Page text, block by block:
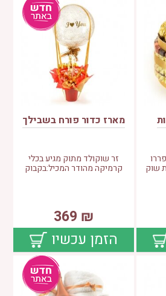
מארז כדור פורח בשבילך
זר שוקולד מתוק מגיע בכלי
קרמיקה מהודר המכיל:בקבוק
₪
369
הזמן עכשיו